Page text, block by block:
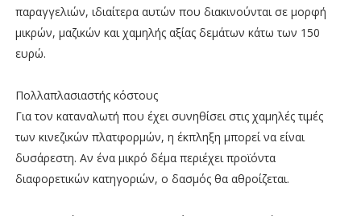
παραγγελιών, ιδιαίτερα αυτών που διακινούνται σε μορφή
μικρών, μαζικών και χαμηλής αξίας δεμάτων κάτω των 150
ευρώ.
Πολλαπλασιαστής κόστους
Για τον καταναλωτή που έχει συνηθίσει στις χαμηλές τιμές
των κινεζικών πλατφορμών, η έκπληξη μπορεί να είναι
δυσάρεστη. Αν ένα μικρό δέμα περιέχει προϊόντα
διαφορετικών κατηγοριών, ο δασμός θα αθροίζεται.